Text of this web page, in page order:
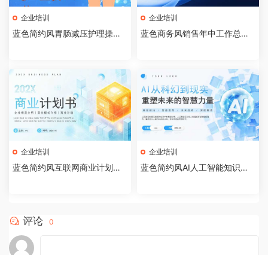
企业培训
蓝色简约风胃肠减压护理操作P
企业培训
蓝色商务风销售年中工作总结P
企业培训
蓝色简约风互联网商业计划书P
企业培训
蓝色简约风AI人工智能知识科
评论 0